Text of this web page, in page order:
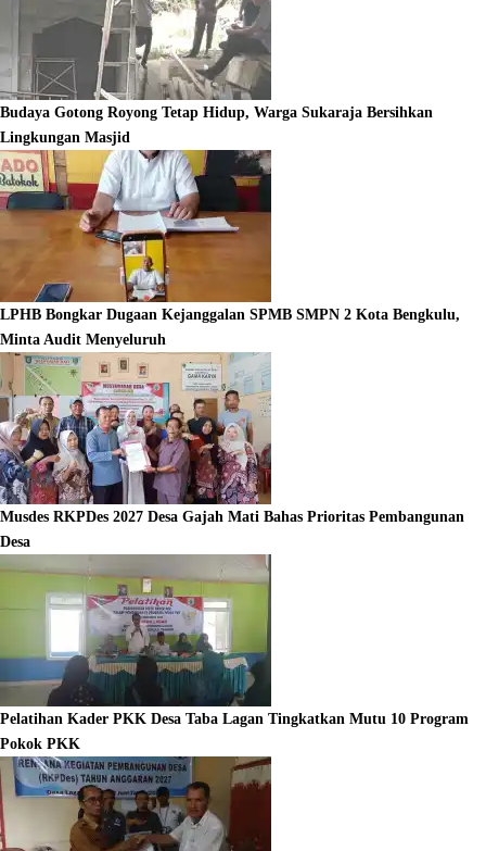
Budaya Gotong Royong Tetap Hidup, Warga Sukaraja Bersihkan
Lingkungan Masjid
LPHB Bongkar Dugaan Kejanggalan SPMB SMPN 2 Kota Bengkulu,
Minta Audit Menyeluruh
Musdes RKPDes 2027 Desa Gajah Mati Bahas Prioritas Pembangunan
Desa
Pelatihan Kader PKK Desa Taba Lagan Tingkatkan Mutu 10 Program
Pokok PKK